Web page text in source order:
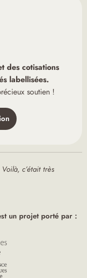
des cotisations
labellisées.
soutien !
c’était très
un projet porté par :